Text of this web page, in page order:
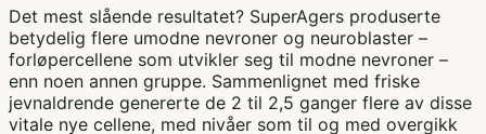
Det mest slående resultatet? SuperAgers produserte
betydelig flere umodne nevroner og neuroblaster –
forløpercellene som utvikler seg til modne nevroner –
enn noen annen gruppe. Sammenlignet med friske
jevnaldrende genererte de 2 til 2,5 ganger flere av disse
vitale nye cellene, med nivåer som til og med overgikk